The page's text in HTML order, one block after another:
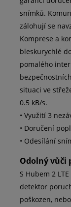
snímků.
zálohují se
Komprese a
bleskurychlé
pomalého
situaci ve
0.5 kB/s.
• Využití 3
• Doručení
• Odesílání
Odolný vůči
S Hubem 2
detektor
poškozen,